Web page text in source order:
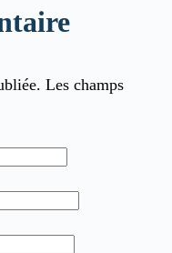
Les champs